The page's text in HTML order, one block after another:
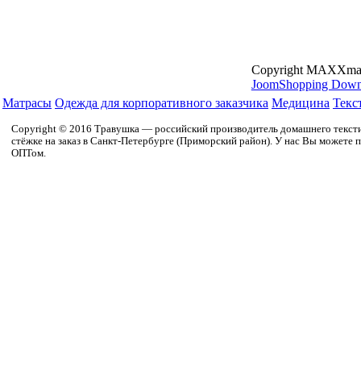
Copyright
JoomShopping
Матрасы Одежда для корпоративного заказчика Медицина
Copyright © 2016 Травушка — российский производитель домашнего
стёжке на заказ в Санкт-Петербурге (Приморский район). У нас Вы можете
ОПТом.